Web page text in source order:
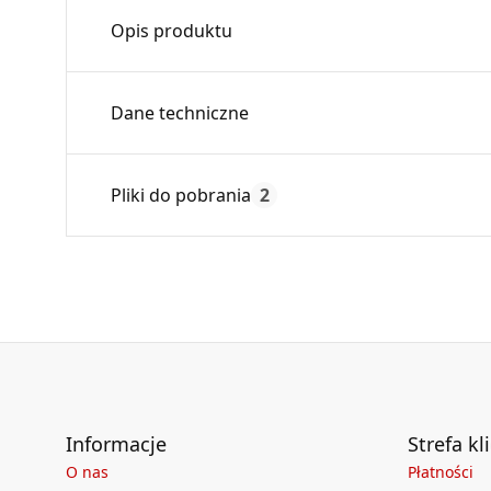
Opis produktu
Stosowany do budowy systemu dystrybucji
Dane techniczne
Czas gwarancji:
Pliki do pobrania 2
Informacje
O nas
Strefa
Płatności